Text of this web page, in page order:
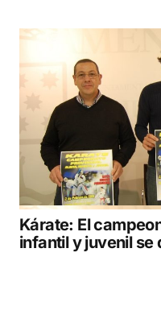
Kárate: El
infantil y juvenil se